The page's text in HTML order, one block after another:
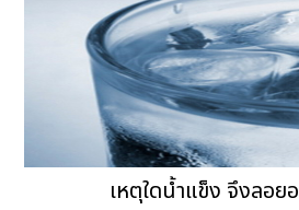
เหตุใดน้ำแข็ง จึงลอย